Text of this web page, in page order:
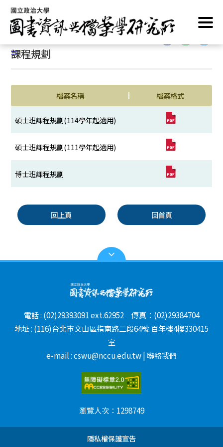
跳
到
主
要
內
首頁/學位修讀
:::
課程規劃
檔案名稱 檔案格式
碩士班課程規劃(114學年起適用)
碩士班課程規劃(111學年起適用)
博士班課程規劃
回上頁 回首頁
電話 : (02)29393091 ext.62952 傳真：(02)29384704
地址 : (116)台北市文山區指南路二段64號 百年樓4樓330415
室
e-mail : cswu@nccu.edu.tw | 聯絡我們
瀏覽人次： 1298749
隱私權保護宣告